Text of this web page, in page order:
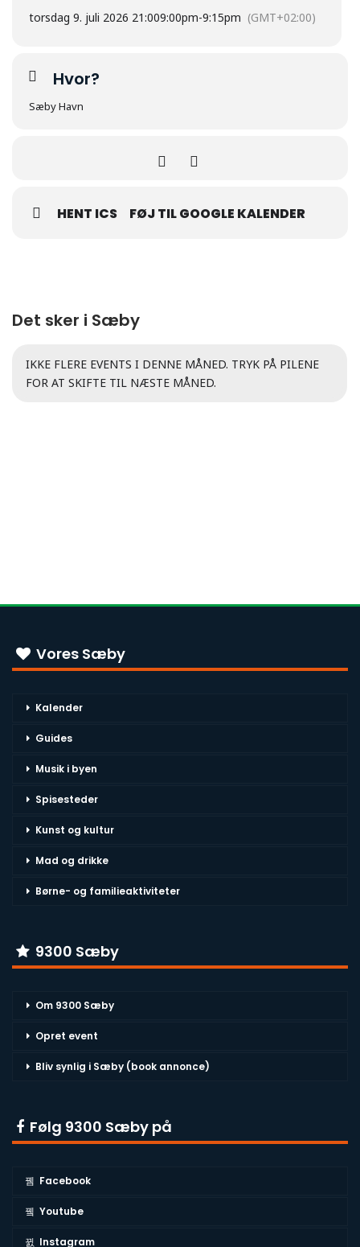
torsdag 9. juli 2026 21:009:00pm-9:15pm (GMT+02:00)
Hvor?
Sæby Havn
HENT ICS FØJ TIL GOOGLE KALENDER
Det sker i Sæby
IKKE FLERE EVENTS I DENNE MÅNED. TRYK PÅ PILENE
FOR AT SKIFTE TIL NÆSTE MÅNED.
Vores Sæby
Kalender
Guides
Musik i byen
Spisesteder
Kunst og kultur
Mad og drikke
Børne- og familieaktiviteter
9300 Sæby
Om 9300 Sæby
Opret event
Bliv synlig i Sæby (book annonce)
Følg 9300 Sæby på
Facebook
Youtube
Instagram